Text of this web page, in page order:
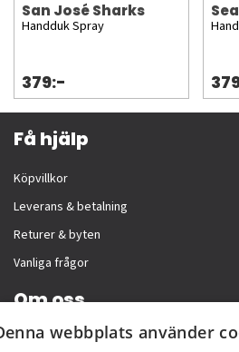
San José Sharks
Handduk Spray
379:-
Få hjälp
Köpvillkor
Leverans & betalning
Returer & byten
Vanliga frågor
Om oss
Företagsinformation
webbplats använder